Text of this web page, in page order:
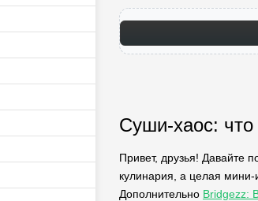
Суши-хаос:
Привет, друзья! Давайте
кулинария, а целая
Дополнительно Bridgezz: